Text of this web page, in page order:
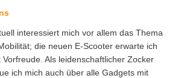
interessiert mich vor allem das Thema
die neuen E-Scooter erwarte ich
Vorfreude. Als leidenschaftlicher Zocker
ich mich auch über alle Gadgets mit